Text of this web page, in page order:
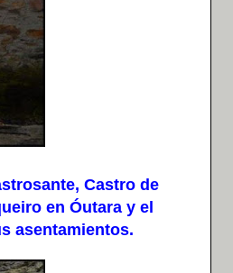
Castro de
en Óutara y el
asentamientos.